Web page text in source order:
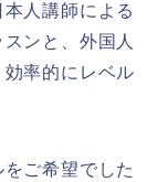
人講師による
ンと、外国人
率的にレベル
ご希望でした